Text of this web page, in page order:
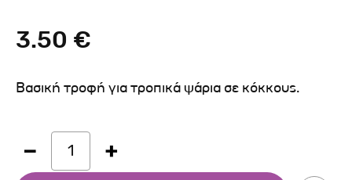
3.50 €
Βασική τροφή για τροπικά ψάρια σε κόκκους.
1